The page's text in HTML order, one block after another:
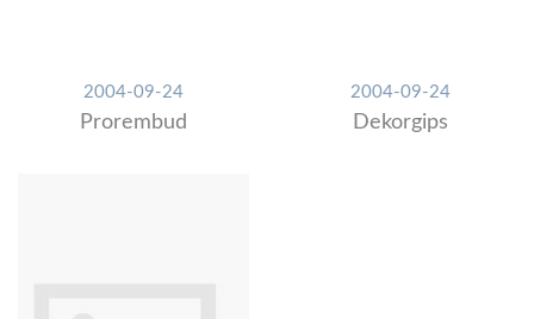
2004-09-24
Prorembud
2004-09-24
Dekorgips